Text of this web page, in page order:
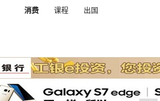
消费
课程
出国